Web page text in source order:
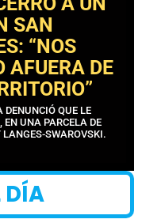
SAN
“NOS
AFUERA DE
QUE LE
EN UNA PARCELA DE
LANGES-SWAROVSKI.
DÍA